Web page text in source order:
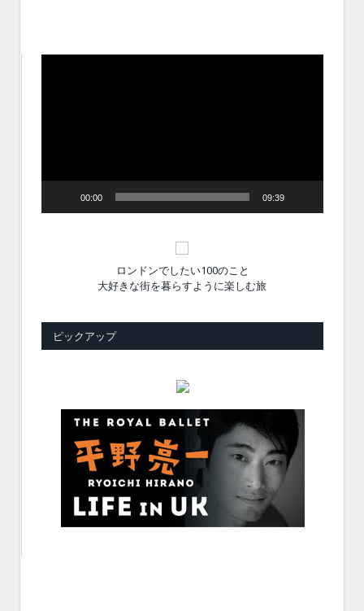
00:00 09:39
ロンドンでしたい100のこと
大好きな街を暮らすように楽しむ旅
ピックアップ